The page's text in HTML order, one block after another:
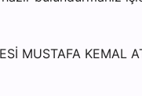
MUSTAFA KEMAL